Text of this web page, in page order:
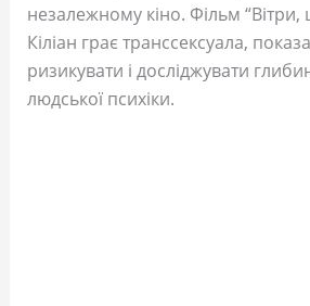
незалежному кіно. Фільм
Кіліан грає транссексуала,
ризикувати і досліджувати
людської психіки.